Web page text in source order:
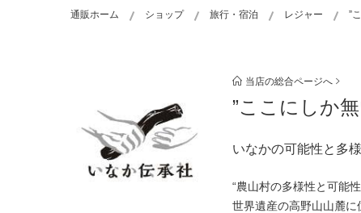
通販ホーム ショップ 旅行・宿泊 レジャー ”
当店の総合ページへ
”ここにしか
いなかの可能性と多
“農山村の多様性と可能
世界遺産の高野山山麓